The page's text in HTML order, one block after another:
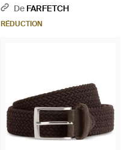
De FARFETCH
RÉDUCTION